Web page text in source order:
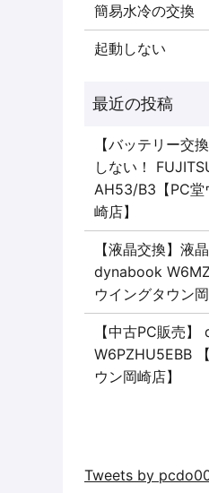
簡易水冷の交換
起動しない
【バッテリー交
しない！
AH53/B3【PC堂
崎店】
【液晶交換】液
dynabook
ウイングタウン岡
【中古PC販売
W6PZHU5EBB
ウン岡崎店】
Tweets by